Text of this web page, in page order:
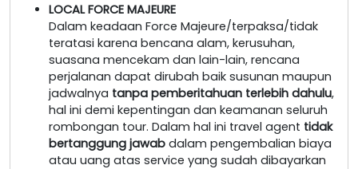
LOCAL FORCE MAJEURE
Dalam keadaan Force Majeure/terpaksa/tidak
teratasi karena bencana alam, kerusuhan,
suasana mencekam dan lain-lain, rencana
perjalanan dapat dirubah baik susunan maupun
jadwalnya tanpa pemberitahuan terlebih dahulu,
hal ini demi kepentingan dan keamanan seluruh
rombongan tour. Dalam hal ini travel agent tidak
bertanggung jawab dalam pengembalian biaya
atau uang atas service yang sudah dibayarkan